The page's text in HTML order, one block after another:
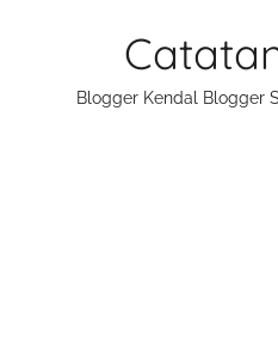
Blogger Kendal Blogger